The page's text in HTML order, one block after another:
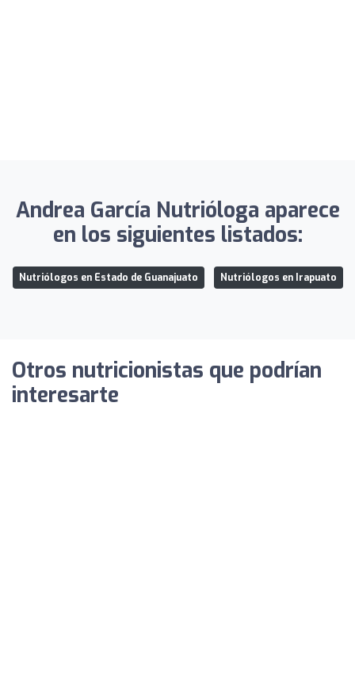
Andrea García Nutrióloga aparece
en los siguientes listados:
Nutriólogos en Estado de Guanajuato Nutriólogos en Irapuato
Otros nutricionistas que podrían
interesarte